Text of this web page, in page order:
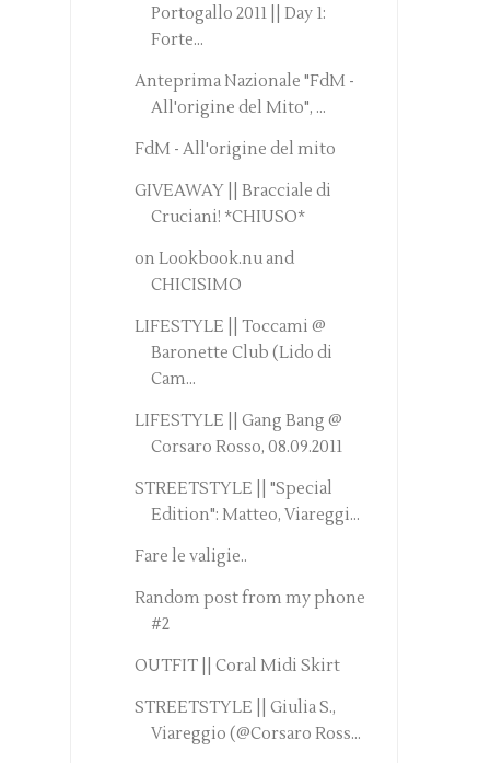
Portogallo 2011 || Day 1:
Forte...
Anteprima Nazionale "FdM -
All'origine del Mito", ...
FdM - All'origine del mito
GIVEAWAY || Bracciale di
Cruciani! *CHIUSO*
on Lookbook.nu and
CHICISIMO
LIFESTYLE || Toccami @
Baronette Club (Lido di
Cam...
LIFESTYLE || Gang Bang @
Corsaro Rosso, 08.09.2011
STREETSTYLE || "Special
Edition": Matteo, Viareggi...
Fare le valigie..
Random post from my phone
#2
OUTFIT || Coral Midi Skirt
STREETSTYLE || Giulia S.,
Viareggio (@Corsaro Ross...